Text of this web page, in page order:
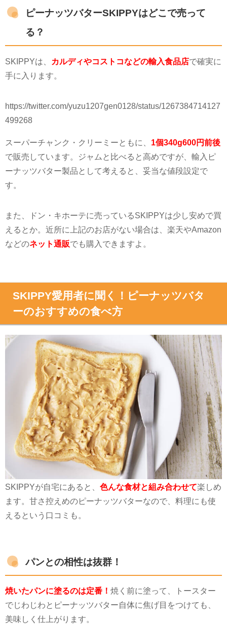
ピーナッツバターSKIPPYはどこで売って
る？
SKIPPYは、 カルディやコストコなどの輸入食品店で確実に
手に入ります。
https://twitter.com/yuzu1207gen0128/status/1267384714127
499268
スーパーチャンク・クリーミーともに、 1個340g600円前後
で販売しています。ジャムと比べると高めですが、輸入ピ
ーナッツバター製品として考えると、妥当な値段設定で
す。
また、ドン・キホーテに売っているSKIPPYは少し安めで買
えるとか。近所に上記のお店がない場合は、 楽天やAmazon
などのネット通販でも購入できますよ
SKIPPY愛用者に聞く！ピーナッツバタ
ーのおすすめの食べ方
SKIPPYが自宅にあると、 色んな食材と組み合わせて楽しめ
ます。甘さ控えめのピーナッツバターなので、料理にも使
えるという口コミも。
パンとの相性は抜群！
焼いたパンに塗るのは定番！ 焼く前に塗って、トースター
でじわじわとピーナッツバター自体に焦げ目をつけても、
美味しく仕上がります。